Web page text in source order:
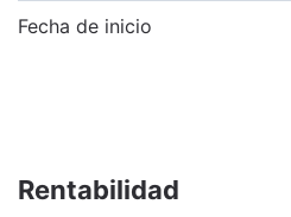
Fecha de inicio
Rentabilidad